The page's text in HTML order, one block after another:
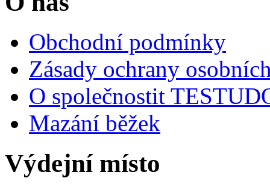
Obchodní podmínky
Zásady ochrany
O společnostit
Mazání běžek
Výdejní místo